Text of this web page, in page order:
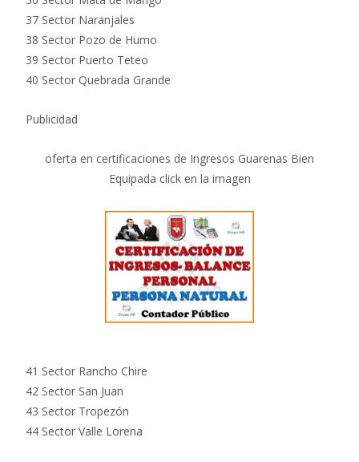
37 Sector Naranjales
38 Sector Pozo de Humo
39 Sector Puerto Teteo
40 Sector Quebrada Grande
Publicidad
oferta en certificaciones de Ingresos Guarenas Bien
Equipada click en la imagen
41 Sector Rancho Chire
42 Sector San Juan
43 Sector Tropezón
44 Sector Valle Lorena